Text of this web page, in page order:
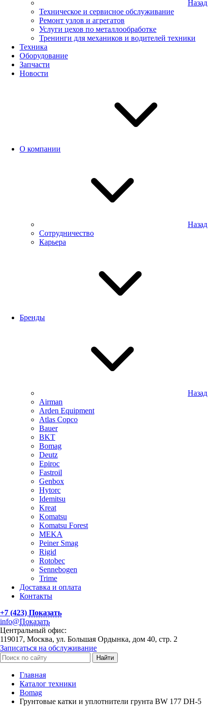
Назад
Техническое и сервисное обслуживание
Ремонт узлов и агрегатов
Услуги цехов по металлообработке
Тренинги для механиков и водителей техники
Техника
Оборудование
Запчасти
Новости
О компании
Назад
Сотрудничество
Карьера
Бренды
Назад
Airman
Arden Equipment
Atlas Сopco
Bauer
BKT
Bomag
Deutz
Epiroc
Fastroil
Genbox
Hytorc
Idemitsu
Kreat
Komatsu
Komatsu Forest
MEKA
Peiner Smag
Rigid
Rotobec
Sennebogen
Trime
Доставка и оплата
Контакты
+7 (423) Показать
info@Показать
Центральный офис:
119017, Москва, ул. Большая Ордынка, дом 40, стр. 2
Записаться на обслуживание
Найти
Главная
Каталог техники
Bomag
Грунтовые катки и уплотнители грунта BW 177 DH-5